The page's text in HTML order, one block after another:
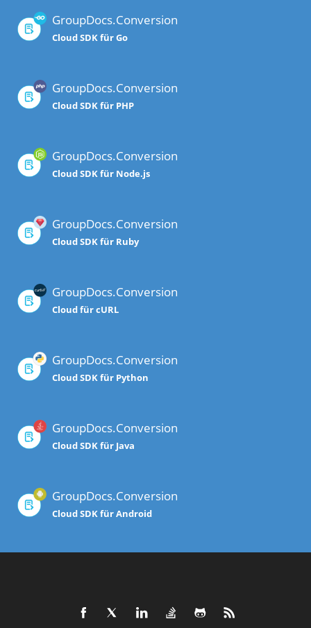
GroupDocs.Conversion
Cloud SDK für Go
GroupDocs.Conversion
Cloud SDK für PHP
GroupDocs.Conversion
Cloud SDK für Node.js
GroupDocs.Conversion
Cloud SDK für Ruby
GroupDocs.Conversion
Cloud für cURL
GroupDocs.Conversion
Cloud SDK für Python
GroupDocs.Conversion
Cloud SDK für Java
GroupDocs.Conversion
Cloud SDK für Android